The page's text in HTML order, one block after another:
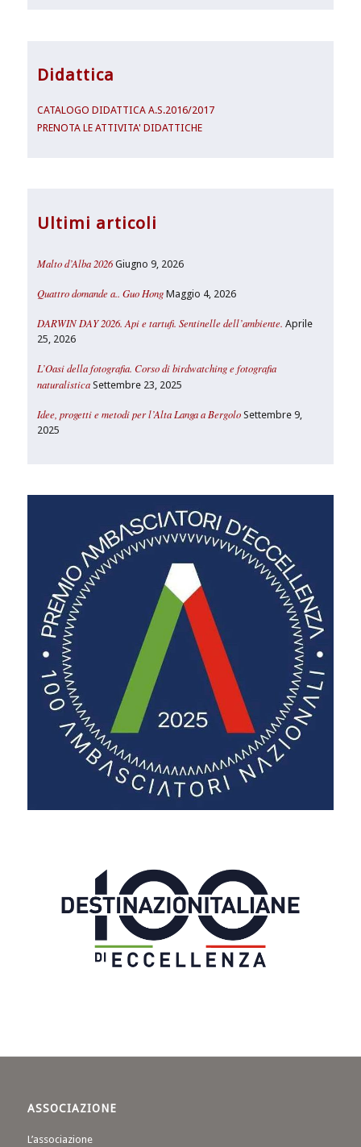
Didattica
CATALOGO DIDATTICA A.S.2016/2017
PRENOTA LE ATTIVITA' DIDATTICHE
Ultimi articoli
Malto d’Alba 2026 Giugno 9, 2026
Quattro domande a.. Guo Hong Maggio 4, 2026
DARWIN DAY 2026. Api e tartufi. Sentinelle dell’ambiente. Aprile
25, 2026
L’Oasi della fotografia. Corso di birdwatching e fotografia
naturalistica Settembre 23, 2025
Idee, progetti e metodi per l’Alta Langa a Bergolo Settembre 9,
2025
ASSOCIAZIONE
L’associazione